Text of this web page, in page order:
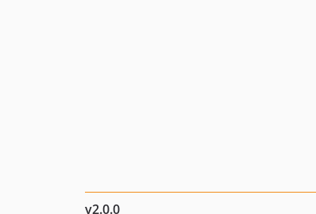
v2.0.0